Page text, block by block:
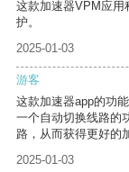
这款加速器VPM应用
护。
2025-01-03
游客
这款加速器app的功
一个自动切换线路的
路，从而获得更好的
2025-01-03